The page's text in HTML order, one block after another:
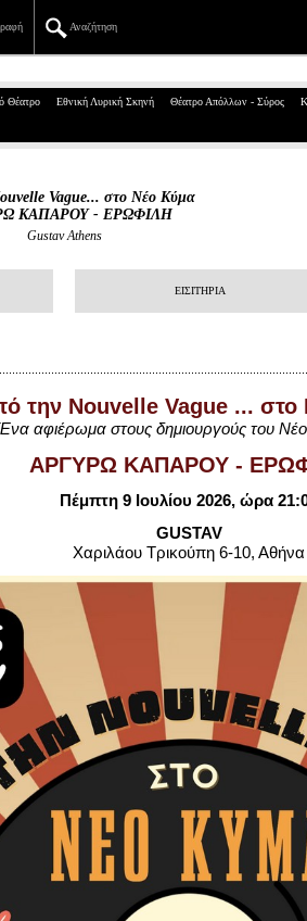
Αναζήτηση
39, Αθήνα
Εγγραφή
Δεδομένα
διαχειριστή
Θέατρο Εθνική Λυρική Σκηνή Θέατρο Απόλλων - Σύρος
Vague... στο Νέο Κύμα
ΚΑΠΑΡΟΥ - ΕΡΩΦΙΛΗ
Gustav Athens
ΕΙΣΙΤΗΡΙΑ
την Nouvelle Vague ... στο
αφιέρωμα στους δημιουργούς του
ΑΡΓΥΡΩ ΚΑΠΑΡΟΥ -
Πέμπτη 9 Ιουλίου 2026, ώρα
GUSTAV
Χαριλάου Τρικούπη 6-10, Αθήνα